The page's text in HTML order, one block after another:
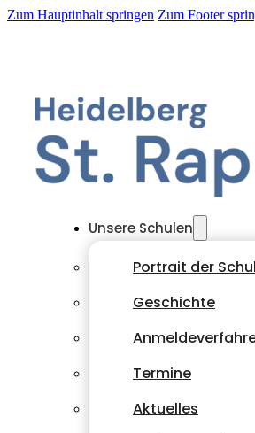
Zum Hauptinhalt springen Zum Footer
Unsere Schulen
Portrait der
Geschichte
Termine
Aktuelles